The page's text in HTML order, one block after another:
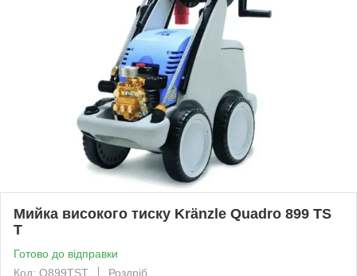
Мийка високого тиску Kränzle Quadro 899 TS
T
Готово до відправки
Код: Q899TST
Роздріб